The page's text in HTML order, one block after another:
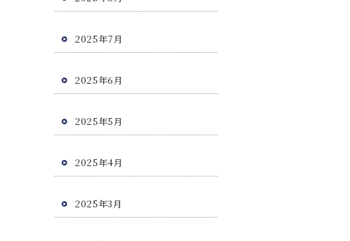
2025年7月
2025年6月
2025年5月
2025年4月
2025年3月